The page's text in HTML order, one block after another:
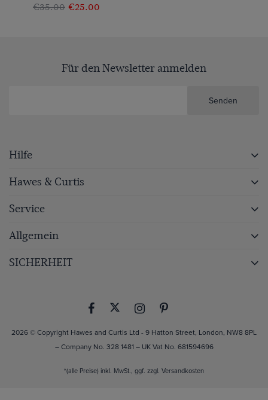
€35.00 €25.00
Für den Newsletter anmelden
Senden
Hilfe
Hawes & Curtis
Service
Allgemein
SICHERHEIT
2026 © Copyright Hawes and Curtis Ltd - 9 Hatton Street, London, NW8 8PL
– Company No. 328 1481 – UK Vat No. 681594696
*(alle Preise) inkl. MwSt., ggf. zzgl. Versandkosten